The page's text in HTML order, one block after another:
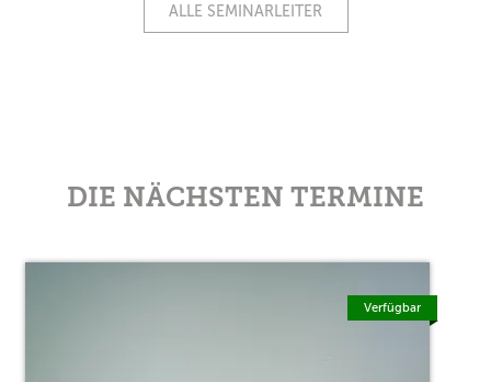
ALLE SEMINARLEITER
DIE NÄCHSTEN TERMINE
Verfügbar